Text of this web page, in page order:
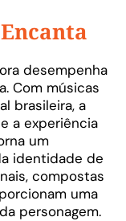
desempenha
Com músicas
brasileira, a
a experiência
um
identidade de
compostas
uma
personagem.